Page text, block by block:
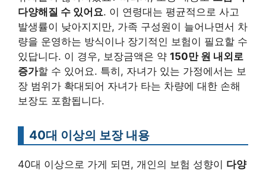
다양해질 수 있어요. 이 연령대는 평균적으로 사고
발생률이 낮아지지만, 가족 구성원이 늘어나면서 차
량을 운영하는 방식이나 장기적인 보험이 필요할 수
있답니다. 이 경우, 보장금액은 약 150만 원 내외로
증가할 수 있어요. 특히, 자녀가 있는 가정에서는 보
장 범위가 확대되어 자녀가 타는 차량에 대한 손해
보장도 포함됩니다.
40대 이상의 보장 내용
40대 이상으로 가게 되면, 개인의 보험 성향이 다양